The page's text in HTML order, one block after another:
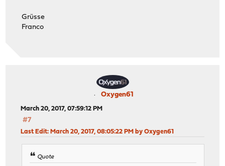
Grüsse
Franco
Oxygen61
March 20, 2017, 07:59:12 PM
#7
Last Edit: March 20, 2017, 08:05:22 PM by Oxygen61
Quote